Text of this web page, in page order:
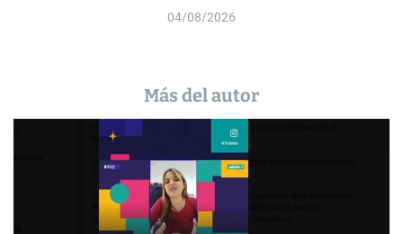
04/08/2026
Más del autor